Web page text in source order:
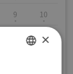
9 10
17
×